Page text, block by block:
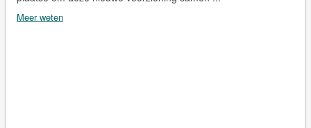
Meer weten